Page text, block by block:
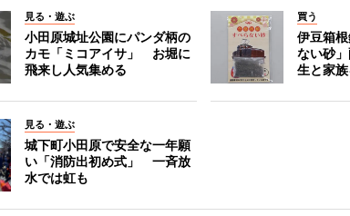
見る・遊ぶ
小田原城址公園にパンダ柄の
カモ「ミコアイサ」 お堀に
飛来し人気集める
買う
伊豆箱
ない砂
生と家
見る・遊ぶ
城下町小田原で安全な一年願
い「消防出初め式」 一斉放
水では虹も